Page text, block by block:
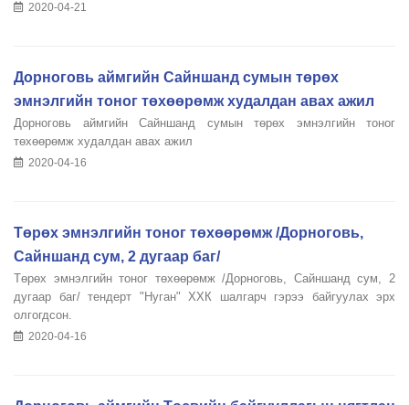
2020-04-21
Дорноговь аймгийн Сайншанд сумын төрөх
эмнэлгийн тоног төхөөрөмж худалдан авах ажил
Дорноговь аймгийн Сайншанд сумын төрөх эмнэлгийн тоног
төхөөрөмж худалдан авах ажил
2020-04-16
Төрөх эмнэлгийн тоног төхөөрөмж /Дорноговь,
Сайншанд сум, 2 дугаар баг/
Төрөх эмнэлгийн тоног төхөөрөмж /Дорноговь, Сайншанд сум, 2
дугаар баг/ тендерт "Нуган" ХХК шалгарч гэрээ байгуулах эрх
олгогдсон.
2020-04-16